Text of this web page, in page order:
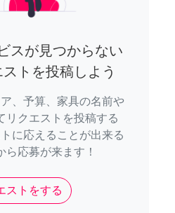
スが見つからない
トを投稿しよう
、予算、家具の名前や
リクエストを投稿する
に応えることが出来る
ら応募が来ます！
ストをする